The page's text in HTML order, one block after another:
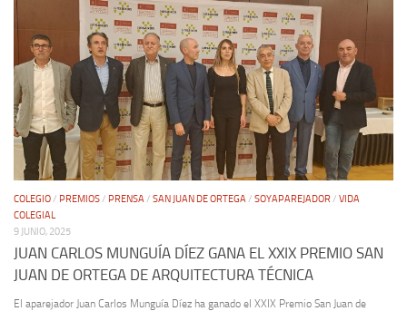
COLEGIO / PREMIOS / PRENSA / SAN JUAN DE ORTEGA / SOYAPAREJADOR / VIDA
COLEGIAL
9 JUNIO, 2025
JUAN CARLOS MUNGUÍA DÍEZ GANA EL XXIX PREMIO SAN
JUAN DE ORTEGA DE ARQUITECTURA TÉCNICA
El aparejador Juan Carlos Munguía Díez ha ganado el XXIX Premio San Juan de